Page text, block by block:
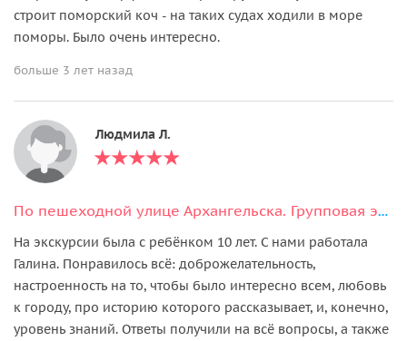
строит поморский коч - на таких судах ходили в море
поморы. Было очень интересно.
больше 3 лет назад
Людмила Л.
По пешеходной улице Архангельска. Групповая экскурсия
На экскурсии была с ребёнком 10 лет. С нами работала
Галина. Понравилось всё: доброжелательность,
настроенность на то, чтобы было интересно всем, любовь
к городу, про историю которого рассказывает, и, конечно,
уровень знаний. Ответы получили на всё вопросы, а также